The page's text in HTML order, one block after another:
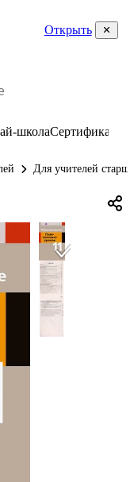
Открыть
школаСертификаты
Для учителей